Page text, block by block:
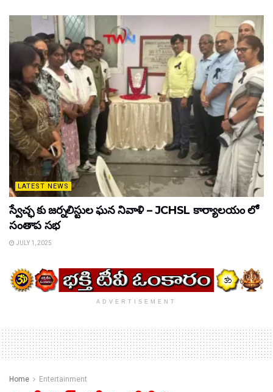
LATEST NEWS
స్వేచ్ఛ కు జర్నలిస్టుల ఘన నివాళి – JCHSL కార్యాలయం లో
సంతాప సభ
JULY 1, 2025
ADVERTISEMENT
Home Entertainment